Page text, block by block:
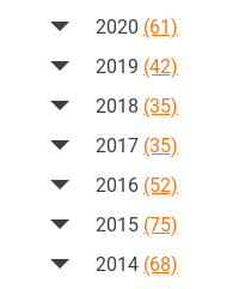
2020 (61)
2019 (42)
2018 (35)
2017 (35)
2016 (52)
2015 (75)
2014 (68)